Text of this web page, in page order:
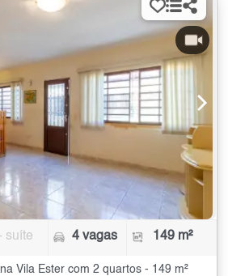
- suíte 4 vagas 149 m²
Vila Ester com 2 quartos - 149 m²